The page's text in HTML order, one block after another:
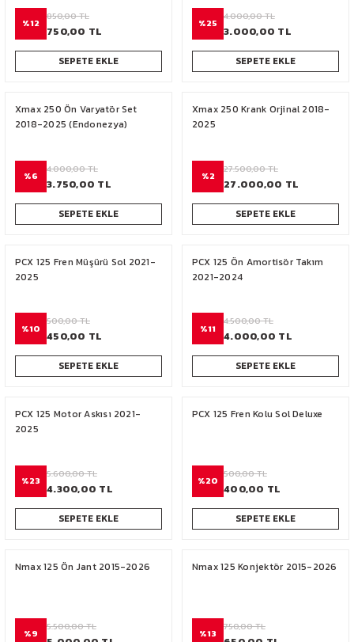
%12
850,00 TL
750,00 TL
SEPETE EKLE
%25
4.000,00 TL
3.000,00 TL
SEPETE EKLE
Xmax 250 Ön Varyatör Set
2018-2025 (Endonezya)
%6
4.000,00 TL
3.750,00 TL
SEPETE EKLE
Xmax 250 Krank Orjinal 2018-
2025
%2
27.500,00 TL
27.000,00 TL
SEPETE EKLE
PCX 125 Fren Müşürü Sol 2021-
2025
%10
500,00 TL
450,00 TL
SEPETE EKLE
PCX 125 Ön Amortisör Takım
2021-2024
%11
4.500,00 TL
4.000,00 TL
SEPETE EKLE
PCX 125 Motor Askısı 2021-
2025
%23
5.600,00 TL
4.300,00 TL
SEPETE EKLE
PCX 125 Fren Kolu Sol Deluxe
%20
500,00 TL
400,00 TL
SEPETE EKLE
Nmax 125 Ön Jant 2015-2026
%9
5.500,00 TL
Nmax 125 Konjektör 2015-2026
%13
750,00 TL